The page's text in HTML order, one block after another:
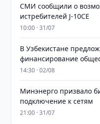
СМИ сообщили о
истребителей J-10CE
10:00 · 31/07
В Узбекистане
финансирование
14:30 · 02/08
Минэнерго призвало
подключение к сетям
21:00 · 31/07